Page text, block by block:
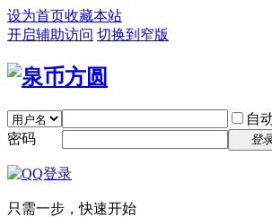
设为首页收藏本站
开启辅助访问 切换到窄版
自
密码
登
只需一步，快速开始